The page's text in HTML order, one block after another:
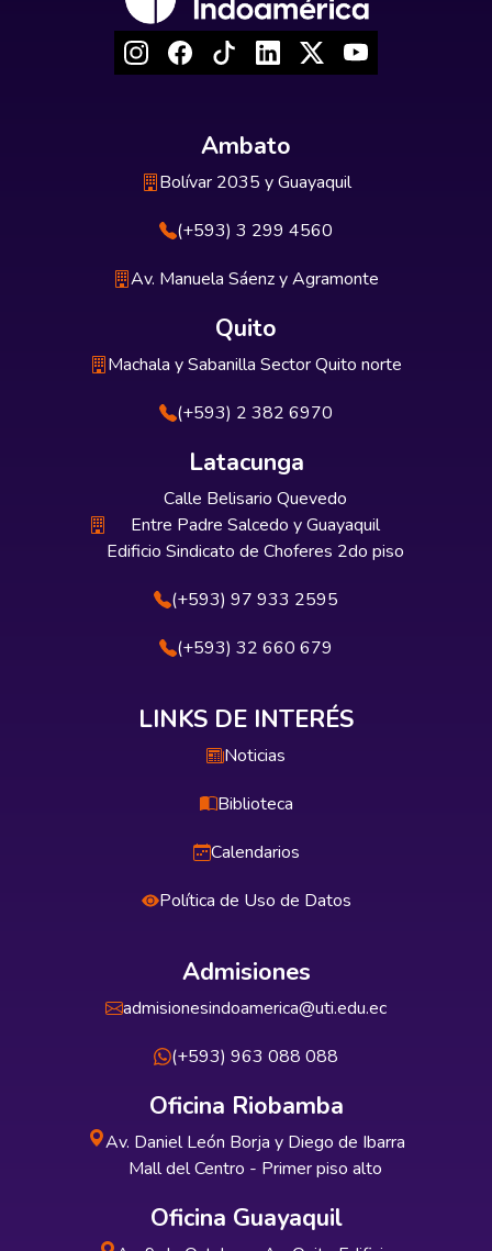
Ambato
Bolívar 2035 y Guayaquil
(+593) 3 299 4560
Av. Manuela Sáenz y Agramonte
Quito
Machala y Sabanilla Sector Quito norte
(+593) 2 382 6970
Latacunga
Calle Belisario Quevedo
Entre Padre Salcedo y Guayaquil
Edificio Sindicato de Choferes 2do piso
(+593) 97 933 2595
(+593) 32 660 679
LINKS DE INTERÉS
Noticias
Biblioteca
Calendarios
Política de Uso de Datos
Admisiones
admisionesindoamerica@uti.edu.ec
(+593) 963 088 088
Oficina Riobamba
Av. Daniel León Borja y Diego de Ibarra
Mall del Centro - Primer piso alto
Oficina Guayaquil